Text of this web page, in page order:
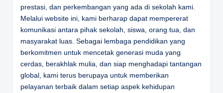
prestasi, dan perkembangan yang ada di sekolah kami.
Melalui website ini, kami berharap dapat mempererat
komunikasi antara pihak sekolah, siswa, orang tua, dan
masyarakat luas. Sebagai lembaga pendidikan yang
berkomitmen untuk mencetak generasi muda yang
cerdas, berakhlak mulia, dan siap menghadapi tantangan
global, kami terus berupaya untuk memberikan
pelayanan terbaik dalam setiap aspek kehidupan